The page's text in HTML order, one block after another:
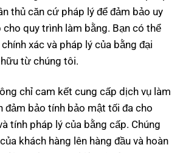
thủ căn cứ pháp lý để đảm bảo uy
quy trình làm bằng. Bạn có thể
xác và pháp lý của bằng đại
từ chúng tôi.
chỉ cam kết cung cấp dịch vụ làm
đảm bảo tính bảo mật tối đa cho
tính pháp lý của bằng cấp. Chúng
khách hàng lên hàng đầu và hoàn